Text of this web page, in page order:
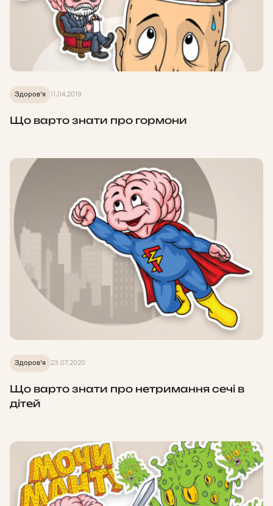
Здоров'я 11.04.2019
Що варто знати про гормони
Здоров'я 23.07.2020
Що варто знати про нетримання сечі в
дітей